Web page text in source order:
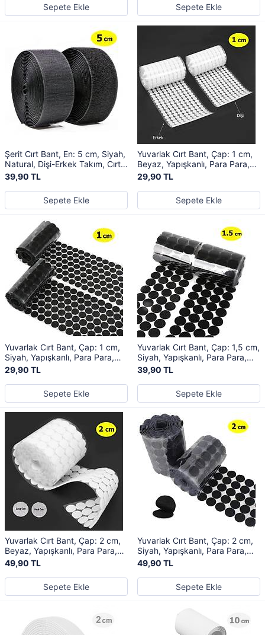
Sepete Ekle Sepete Ekle
Şerit Cırt Bant, En: 5 cm, Siyah,
Natural, Dişi-Erkek Takım, Cırt
Cırtlı Bant
39,90 TL
Sepete Ekle
Yuvarlak Cırt Bant, Çap: 1 cm,
Beyaz, Yapışkanlı, Para Para,
Dişi-Erkek Takım, Cırt Cırtlı Bant
29,90 TL
Sepete Ekle
Yuvarlak Cırt Bant, Çap: 1 cm,
Siyah, Yapışkanlı, Para Para,
Dişi-Erkek Takım, Cırt Cırtlı Bant
29,90 TL
Sepete Ekle
Yuvarlak Cırt Bant, Çap: 1,5 cm,
Siyah, Yapışkanlı, Para Para,
Dişi-Erkek Takım, Cırt Cırtlı Bant
39,90 TL
Sepete Ekle
Yuvarlak Cırt Bant, Çap: 2 cm,
Beyaz, Yapışkanlı, Para Para,
Dişi-Erkek Takım, Cırt Cırtlı Bant
49,90 TL
Sepete Ekle
Yuvarlak Cırt Bant, Çap: 2 cm,
Siyah, Yapışkanlı, Para Para,
Dişi-Erkek Takım, Cırt Cırtlı Bant
49,90 TL
Sepete Ekle